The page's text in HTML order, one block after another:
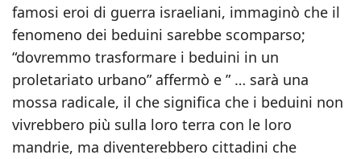
famosi eroi di guerra israeliani, immaginò che il
fenomeno dei beduini sarebbe scomparso;
“dovremmo trasformare i beduini in un
proletariato urbano” affermò e ” … sarà una
mossa radicale, il che significa che i beduini non
vivrebbero più sulla loro terra con le loro
mandrie, ma diventerebbero cittadini che